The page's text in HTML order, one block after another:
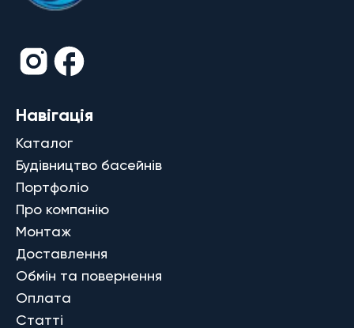
Навігація
Каталог
Будівництво басейнів
Портфоліо
Про компанію
Монтаж
Доставлення
Обмін та повернення
Оплата
Статті